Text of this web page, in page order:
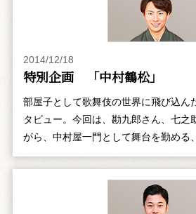
2014/12/18
特別企画 「中村鶴松」
部屋子として歌舞伎の世界に飛び込ん
タビュー。今回は、勘九郎さん、七之
がら、中村屋一門として舞台を勤める